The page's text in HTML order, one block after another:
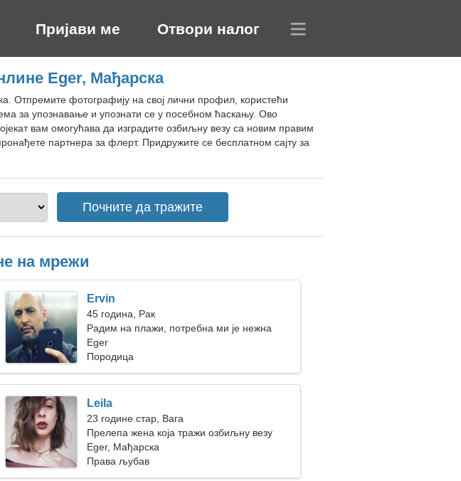
Пријави ме Отвори налог
Eger, Мађарска
Отпремите фотографију на свој лични профил, користећи
за упознавање и упознати се у посебном ћаскању. Ово
вам омогућава да изградите озбиљну везу са новим правим
партнера за флерт. Придружите се бесплатном сајту за
на мрежи
Ervin
45 година, Рак
Радим на плажи, потребна ми је нежна
жена
Eger
Породица
Leila
23 године стар, Вага
Прелепа жена која тражи озбиљну везу
Eger, Мађарска
Права љубав